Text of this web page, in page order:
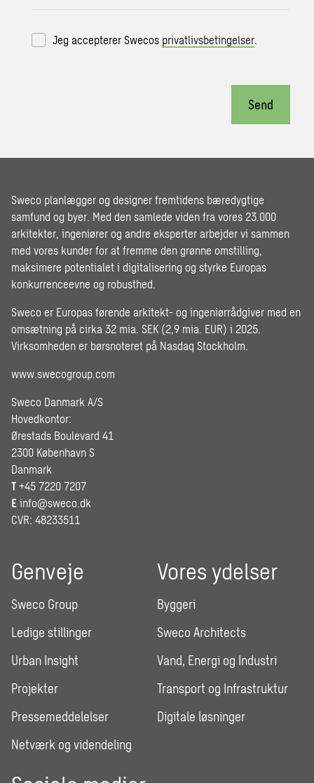
Jeg accepterer Swecos privatlivsbetingelser
Send
Sweco planlægger og designer fremtidens bæredygtige
samfund og byer. Med den samlede viden fra vores 23.000
arkitekter, ingeniører og andre eksperter arbejder vi sammen
med vores kunder for at fremme den grønne omstilling,
maksimere potentialet i digitalisering og styrke Europas
konkurrenceevne og robusthed.
Sweco er Europas førende arkitekt- og ingeniørrådgiver med en
omsætning på cirka 32 mia. SEK (2,9 mia. EUR) i 2025.
Virksomheden er børsnoteret på Nasdaq Stockholm.
www.swecogroup.com
Sweco Danmark A/S
Hovedkontor:
Ørestads Boulevard 41
2300 København S
Danmark
T +45 7220 7207
E info@sweco.dk
CVR: 48233511
Genveje
Sweco Group
Ledige stillinger
Urban Insight
Projekter
Pressemeddelelser
Netværk og videndeling
Vores ydelser
Byggeri
Sweco Architects
Vand, Energi og Industri
Transport og Infrastruktur
Digitale løsninger